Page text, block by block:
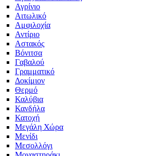
Αγρίνιο
Αιτωλικό
Αμφιλοχία
Αντίριο
Αστακός
Βόνιτσα
Γαβαλού
Γραμματικό
Δοκίμιον
Θερμό
Καλύβια
Κανδήλα
Κατοχή
Μεγάλη Χώρα
Μενίδι
Μεσολλόγι